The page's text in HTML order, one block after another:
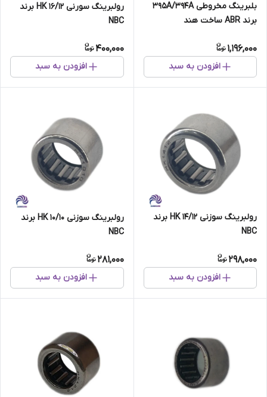
بلبرینگ مخروطی 395A/394A
برند ABR ساخت هند
1,196,000
افزودن به سبد
رولبرینگ سورنی HK 16/12 برند
NBC
400,000
افزودن به سبد
رولبرینگ سوزنی HK 14/12 برند
NBC
298,000
افزودن به سبد
رولبرینگ سوزنی HK 10/10 برند
NBC
281,000
افزودن به سبد